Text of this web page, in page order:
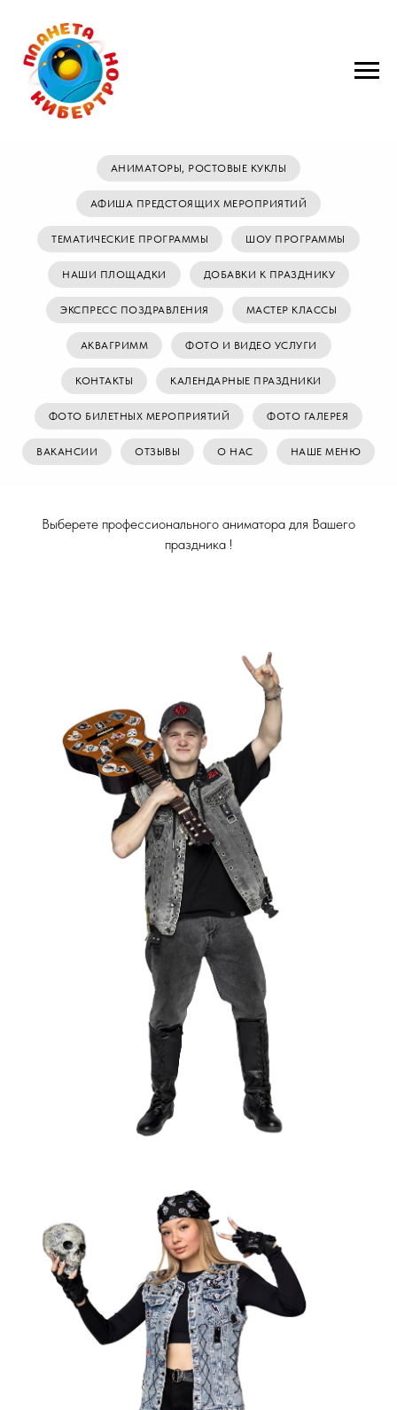
АНИМАТОРЫ, РОСТОВЫЕ КУКЛЫ
АФИША ПРЕДСТОЯЩИХ МЕРОПРИЯТИЙ
ТЕМАТИЧЕСКИЕ ПРОГРАММЫ ШОУ ПРОГРАММЫ
НАШИ ПЛОЩАДКИ ДОБАВКИ К ПРАЗДНИКУ
ЭКСПРЕСС ПОЗДРАВЛЕНИЯ МАСТЕР КЛАССЫ
АКВАГРИММ ФОТО И ВИДЕО УСЛУГИ
КОНТАКТЫ КАЛЕНДАРНЫЕ ПРАЗДНИКИ
ФОТО БИЛЕТНЫХ МЕРОПРИЯТИЙ ФОТО ГАЛЕРЕЯ
ВАКАНСИИ ОТЗЫВЫ О НАС НАШЕ МЕНЮ
Выберете профессионального аниматора для Вашего
праздника !